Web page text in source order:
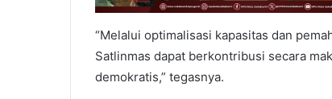
“Melalui optimalisasi kapasitas dan
Satlinmas dapat berkontribusi secara
demokratis,” tegasnya.